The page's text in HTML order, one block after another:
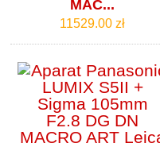
MAC...
11529.00 zł